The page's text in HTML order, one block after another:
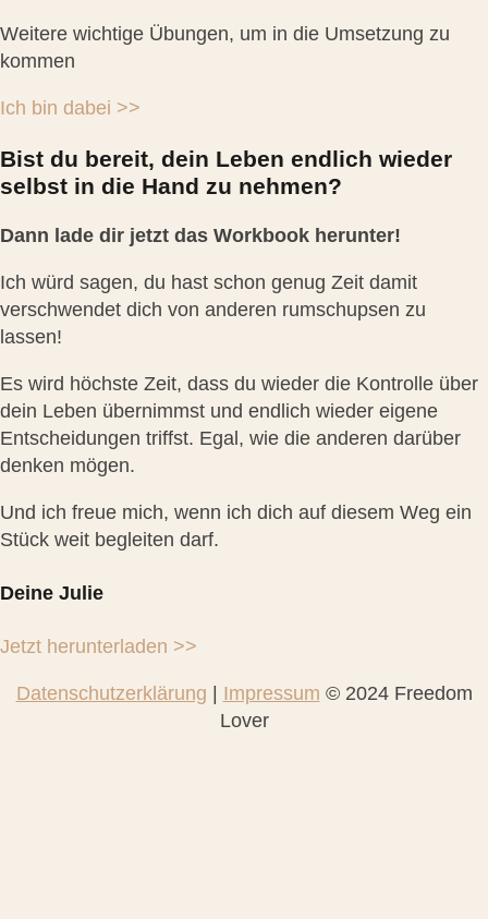
Weitere wichtige Übungen, um in die Umsetzung zu
kommen
Ich bin dabei >>
Bist du bereit, dein Leben endlich wieder
selbst in die Hand zu nehmen?
Dann lade dir jetzt das Workbook herunter!
Ich würd sagen, du hast schon genug Zeit damit
verschwendet dich von anderen rumschupsen zu
lassen!
Es wird höchste Zeit, dass du wieder die Kontrolle über
dein Leben übernimmst und endlich wieder eigene
Entscheidungen triffst. Egal, wie die anderen darüber
denken mögen.
Und ich freue mich, wenn ich dich auf diesem Weg ein
Stück weit begleiten darf.
Deine Julie
Jetzt herunterladen >>
Datenschutzerklärung | Impressum © 2024 Freedom
Lover